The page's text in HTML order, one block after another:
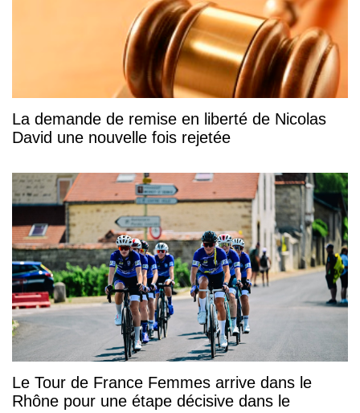
La demande de remise en liberté de Nicolas
David une nouvelle fois rejetée
Le Tour de France Femmes arrive dans le
Rhône pour une étape décisive dans le